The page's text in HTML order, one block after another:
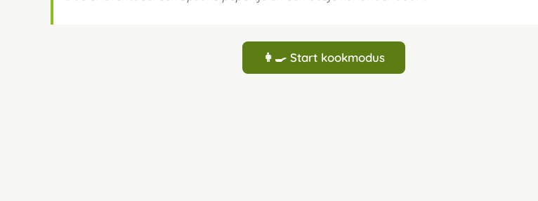
👩‍🍳 Start kookmodus